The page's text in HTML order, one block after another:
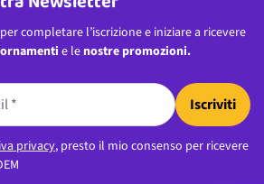
completare l’iscrizione e iniziare a ricevere
e le nostre promozioni.
Iscriviti
privacy, presto il mio consenso per ricevere